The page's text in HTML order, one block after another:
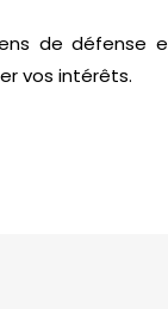
de défense
vos intérêts.